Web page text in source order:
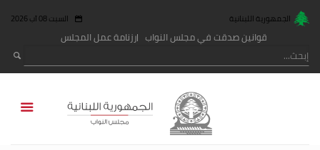
الجمهورية اللبنانية السبت 08 آب 2026
قوانين صدقت في مجلس النواب رزنامة عمل المجلس